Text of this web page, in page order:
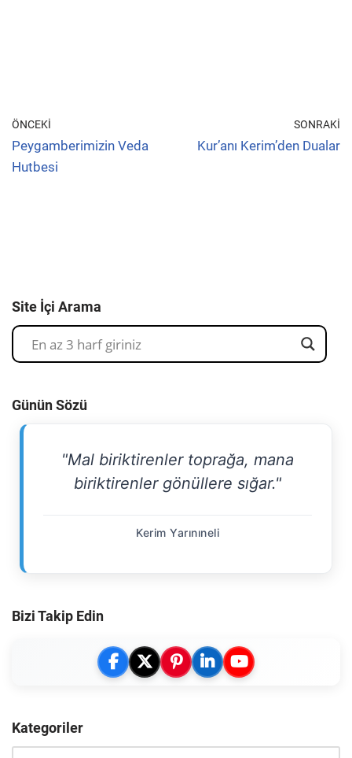
ÖNCEKI
Peygamberimizin Veda
Hutbesi
SONRAKI
Kur’anı Kerim’den Dualar
Site İçi Arama
Günün Sözü
"Mal biriktirenler toprağa, mana
biriktirenler gönüllere sığar."
Kerim Yarınıneli
Bizi Takip Edin
Kategoriler